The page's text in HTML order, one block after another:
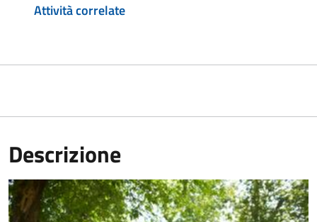
Attività correlate
Descrizione